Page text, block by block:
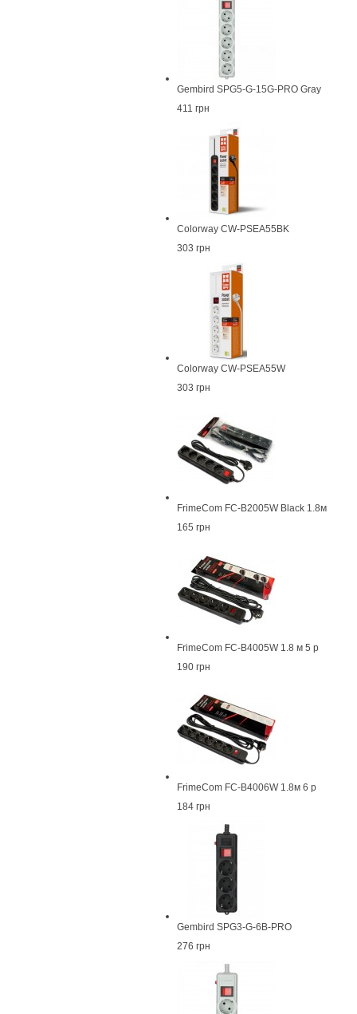
Gembird SPG5-G-15G-PRO Gray
411 грн
Colorway CW-PSEA55BK
303 грн
Colorway CW-PSEA55W
303 грн
FrimeCom FC-B2005W Black 1.8м
165 грн
FrimeCom FC-B4005W 1.8 м 5 р
190 грн
FrimeCom FC-B4006W 1.8м 6 р
184 грн
Gembird SPG3-G-6B-PRO
276 грн